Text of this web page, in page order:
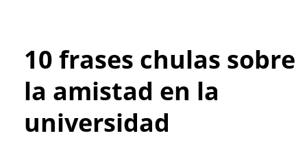
10 frases chulas sobre
la amistad en la
universidad